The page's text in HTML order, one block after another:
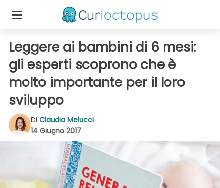
Leggere ai bambini di 6 mesi:
gli esperti scoprono che è
molto importante per il loro
sviluppo
Di Claudia Melucci
14 Giugno 2017